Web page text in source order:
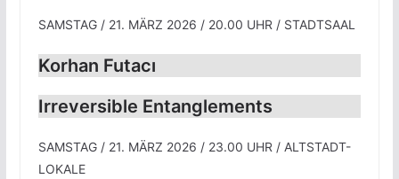
SAMSTAG / 21. MÄRZ 2026 / 20.00 UHR / STADTSAAL
Korhan Futacı
Irreversible Entanglements
SAMSTAG / 21. MÄRZ 2026 / 23.00 UHR / ALTSTADT-
LOKALE